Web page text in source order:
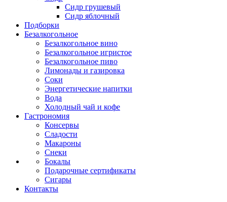
Сидр грушевый
Сидр яблочный
Подборки
Безалкогольное
Безалкогольное вино
Безалкогольное игристое
Безалкогольное пиво
Лимонады и газировка
Соки
Энергетические напитки
Вода
Холодный чай и кофе
Гастрономия
Консервы
Сладости
Макароны
Снеки
Бокалы
Подарочные сертификаты
Сигары
Контакты